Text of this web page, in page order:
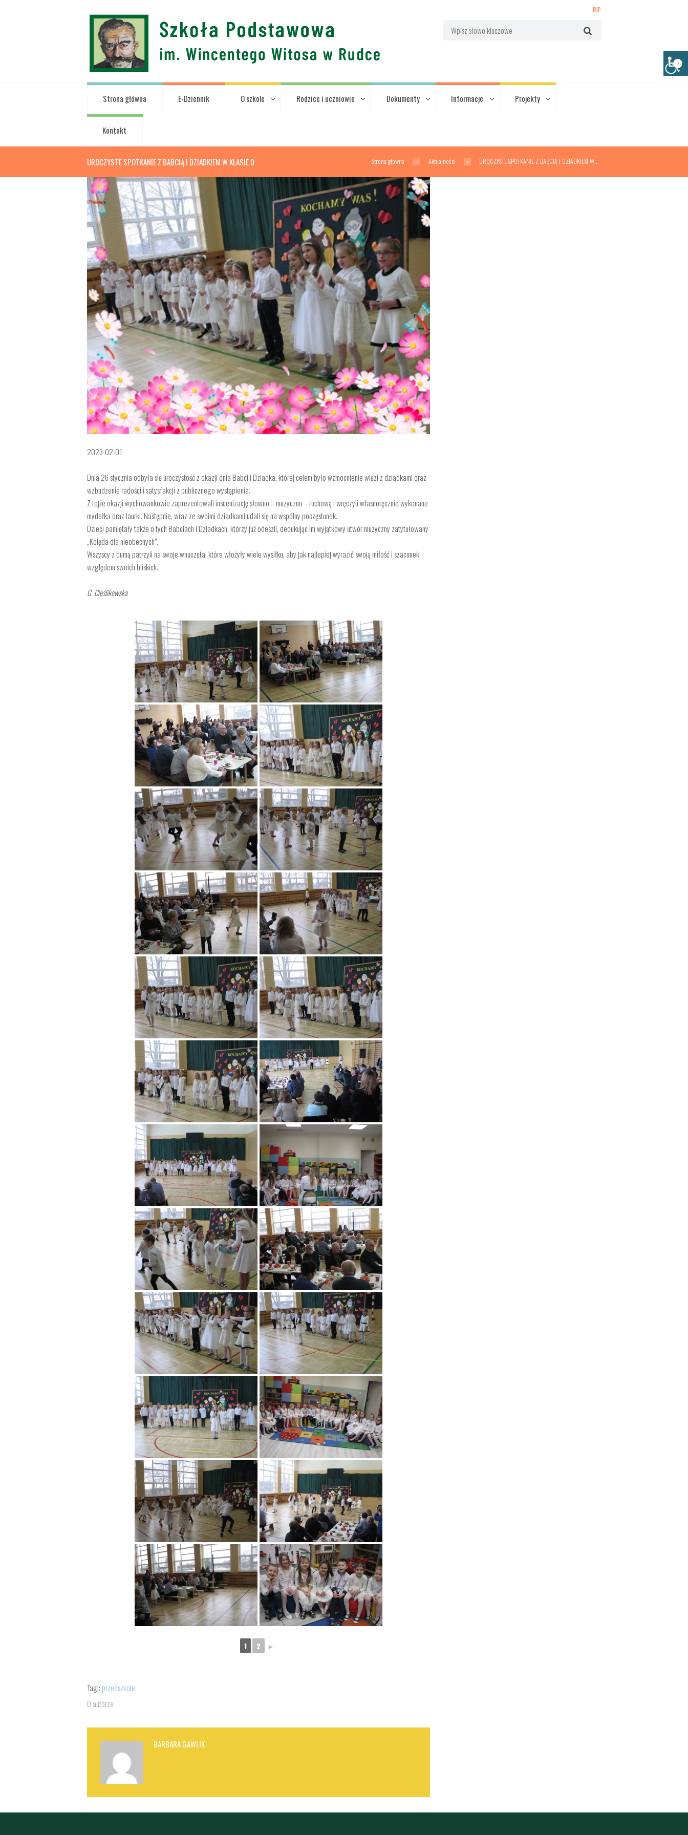
BIP
Strona główna E-Dziennik O szkole Rodzice i uczniowie Dokumenty Informacje Projekty
Kontakt
UROCZYSTE SPOTKANIE Z BABCIĄ I DZIADKIEM W KLASIE 0 Strona główna Aktualności UROCZYSTE SPOTKANIE Z BABCIĄ I DZIADKIEM W...
2023-02-01
Dnia 26 stycznia odbyła się uroczystość z okazji dnia Babci i Dziadka, której celem było wzmocnienie więzi z dziadkami oraz
wzbudzenie radości i satysfakcji z publicznego wystąpienia.
Z tejże okazji wychowankowie zaprezentowali inscenizację słowno – muzyczno – ruchową i wręczyli własnoręcznie wykonane
mydełka oraz laurki. Następnie, wraz ze swoimi dziadkami udali się na wspólny poczęstunek.
Dzieci pamiętały także o tych Babciach i Dziadkach, którzy już odeszli, dedukując im wyjątkowy utwór muzyczny zatytułowany
„Kolęda dla nieobecnych”.
Wszyscy z dumą patrzyli na swoje wnuczęta, które włożyły wiele wysiłku, aby jak najlepiej wyrazić swoją miłość i szacunek
względem swoich bliskich.
G. Cieślikowska
1 2 ►
Tagi: przedszkole
O autorze
BARBARA GAWLIK